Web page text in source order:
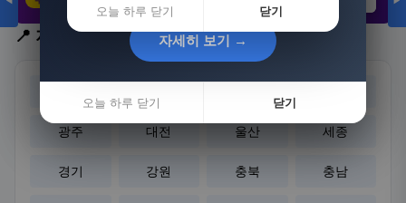
3,308원
📍 지역 선택
광주 대전 울산 세종
경기 강원 충북 충남
오늘 하루 닫기 닫기
자세히 보기 →
오늘 하루 닫기 닫기
자세히 보기 →
오늘 하루 닫기 닫기